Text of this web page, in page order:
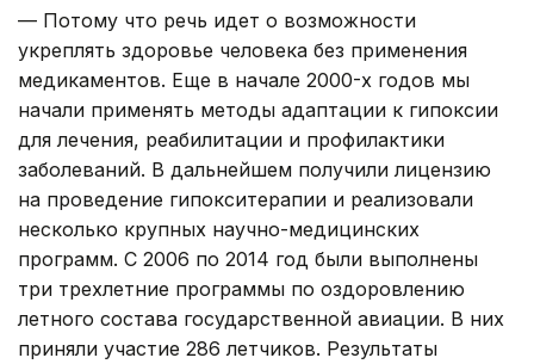
— Потому что речь идет о возможности
укреплять здоровье человека без применения
медикаментов. Еще в начале 2000-х годов мы
начали применять методы адаптации к гипоксии
для лечения, реабилитации и профилактики
заболеваний. В дальнейшем получили лицензию
на проведение гипокситерапии и реализовали
несколько крупных научно-медицинских
программ. С 2006 по 2014 год были выполнены
три трехлетние программы по оздоровлению
летного состава государственной авиации. В них
приняли участие 286 летчиков. Результаты